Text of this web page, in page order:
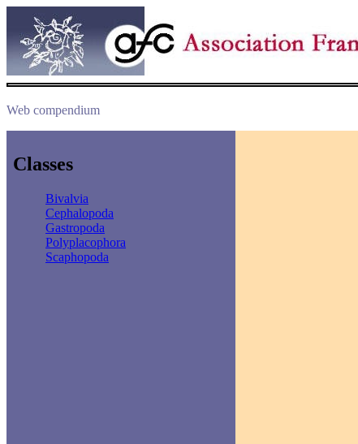
Web compendium
Classes
Bivalvia
Cephalopoda
Gastropoda
Polyplacophora
Scaphopoda